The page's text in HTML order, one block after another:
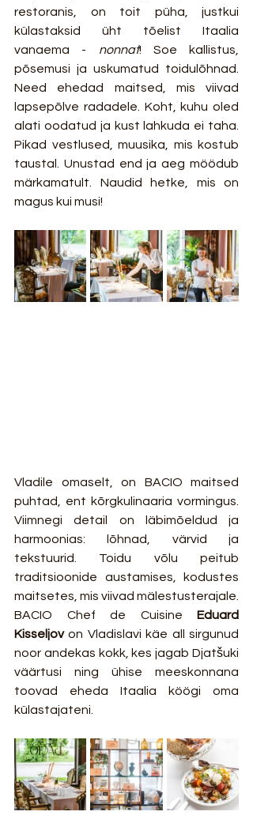
restoranis, on toit püha, justkui
külastaksid üht tõelist Itaalia
vanaema - nonnat! Soe kallistus,
põsemusi ja uskumatud toidulõhnad.
Need ehedad maitsed, mis viivad
lapsepõlve radadele. Koht, kuhu oled
alati oodatud ja kust lahkuda ei taha.
Pikad vestlused, muusika, mis kostub
taustal. Unustad end ja aeg möödub
märkamatult. Naudid hetke, mis on
magus kui musi!
Vladile omaselt, on BACIO maitsed
puhtad, ent kõrgkulinaaria vormingus.
Viimnegi detail on läbimõeldud ja
harmoonias: lõhnad, värvid ja
tekstuurid. Toidu võlu peitub
traditsioonide austamises, kodustes
maitsetes, mis viivad mälestusterajale.
BACIO Chef de Cuisine Eduard
Kisseljov on Vladislavi käe all sirgunud
noor andekas kokk, kes jagab Djatšuki
väärtusi ning ühise meeskonnana
toovad eheda Itaalia köögi oma
külastajateni.